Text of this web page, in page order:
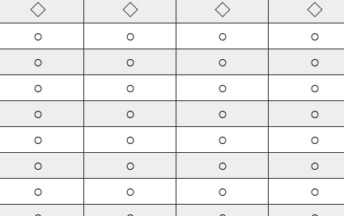
◇ ◇ ◇ ◇
○ ○ ○ ○
○ ○ ○ ○
○ ○ ○ ○
○ ○ ○ ○
○ ○ ○ ○
○ ○ ○ ○
○ ○ ○ ○